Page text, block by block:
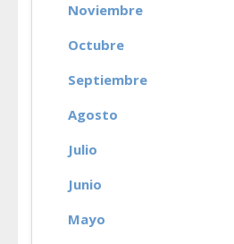
Noviembre
Octubre
Septiembre
Agosto
Julio
Junio
Mayo